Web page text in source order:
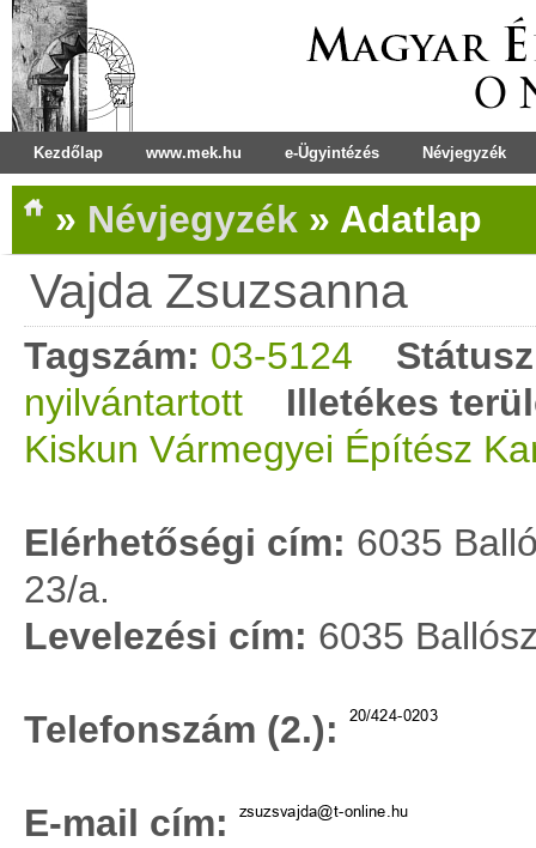
Kezdőlap www.mek.hu e-Ügyintézés Névjegyzék
» Névjegyzék » Adatlap
Vajda Zsuzsanna
Tagszám: 03-5124
nyilvántartott
Illetékes
Kiskun Vármegyei Építész
Elérhetőségi cím: 6035
23/a.
Levelezési cím: 6035
Telefonszám (2.):
E-mail cím: